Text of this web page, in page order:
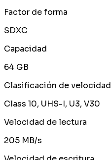
Factor de forma
SDXC
Capacidad
64 GB
Clasificación de velocidad
Class 10, UHS-I, U3, V30
Velocidad de lectura
205 MB/s